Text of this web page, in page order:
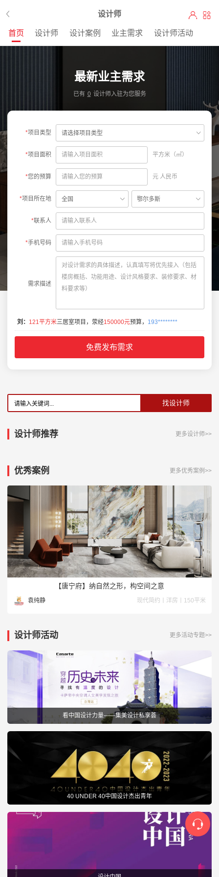
设计师
首页 设计师 设计案例 业主需求 设计师活动
最新业主需求
已有 0 设计师入驻为您服务
*项目类型
*项目面积 平方米（㎡）
*您的预算 元 人民币
*项目所在地
*联系人
*手机号码
需求描述
刘： 121平方米三居室项目，荥经150000元预算， 193********
设计师推荐 更多设计师>>
优秀案例 更多优秀案例>>
【唐宁府】纳自然之形，构空间之意
袁纯静 现代简约丨洋房丨150平米
设计师活动 更多活动专题>>
看中国设计力量——集美设计私享荟
40 UNDER 40中国设计杰出青年